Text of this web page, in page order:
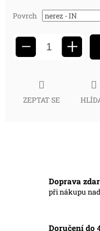
Povrch
− +
ZEPTAT SE
Doprava
při nákupu
Doručení do